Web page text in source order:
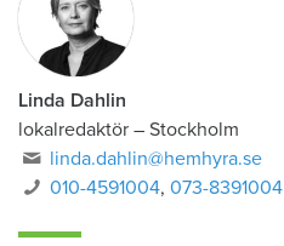
Linda Dahlin
lokalredaktör – Stockholm
linda.dahlin@hemhyra.se
010-4591004,073-8391004